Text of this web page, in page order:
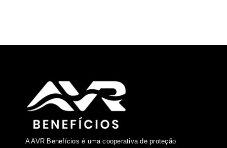
A AVR Benefícios é uma cooperativa de proteção